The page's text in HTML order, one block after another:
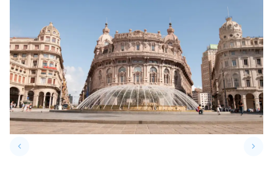
keyboard_arrow_leftPrevious slide keyboard_arrow_right